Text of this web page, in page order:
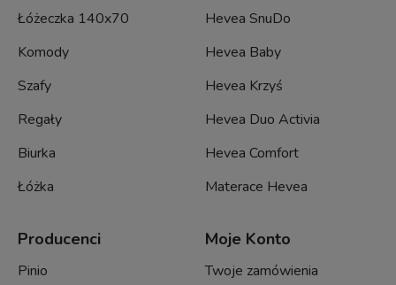
Łóżeczka 140x70
Komody
Szafy
Regały
Biurka
Łóżka
Hevea SnuDo
Hevea Baby
Hevea Krzyś
Hevea Duo Activia
Hevea Comfort
Materace Hevea
Producenci
Pinio
Moje Konto
Twoje zamówienia